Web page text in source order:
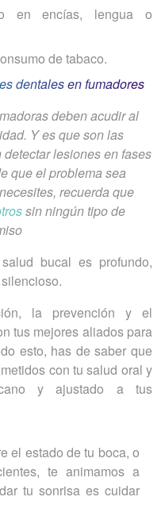
en encías, lengua o
de tabaco.
dentales en fumadores
deben acudir al
Y es que son las
lesiones en fases
que el problema sea
recuerda que
sin ningún tipo de
bucal es profundo,
la prevención y el
tus mejores aliados para
esto, has de saber que
con tu salud oral y
y ajustado a tus
el estado de tu boca, o
te animamos a
tu sonrisa es cuidar